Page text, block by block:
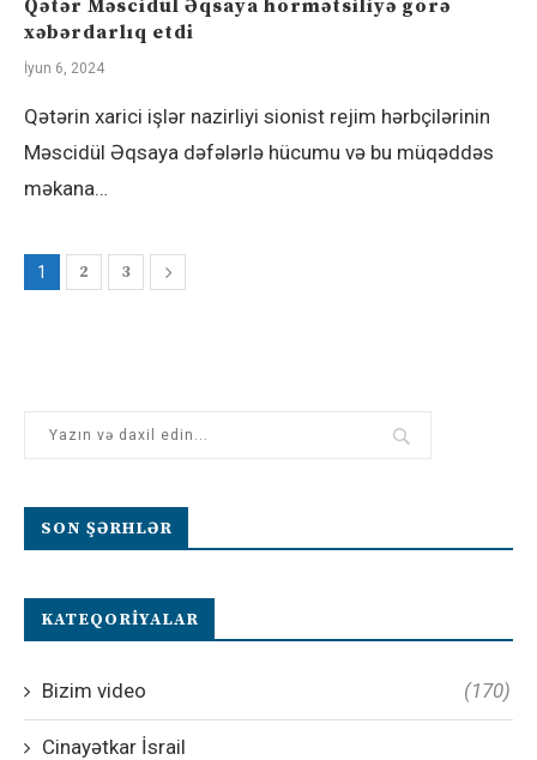
Qətər Məscidül Əqsaya hörmətsiliyə görə
xəbərdarlıq etdi
İyun 6, 2024
Qətərin xarici işlər nazirliyi sionist rejim hərbçilərinin
Məscidül Əqsaya dəfələrlə hücumu və bu müqəddəs
məkana…
1 2 3
SON ŞƏRHLƏR
KATEQORIYALAR
Bizim video (170)
Cinayətkar İsrail